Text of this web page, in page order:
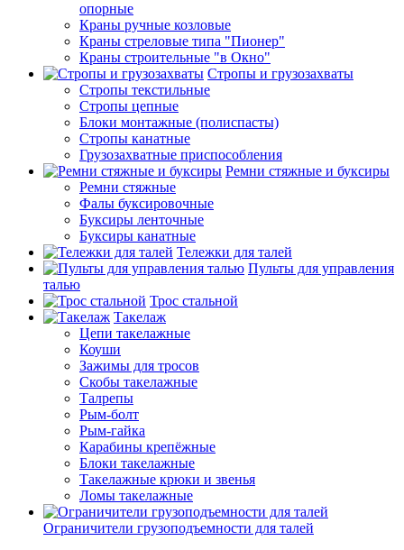
опорные
Краны ручные козловые
Краны стреловые типа "Пионер"
Краны строительные "в Окно"
Стропы и грузозахваты
Стропы текстильные
Стропы цепные
Блоки монтажные (полиспасты)
Стропы канатные
Грузозахватные приспособления
Ремни стяжные и буксиры
Ремни стяжные
Фалы буксировочные
Буксиры ленточные
Буксиры канатные
Тележки для талей
Пульты для управления
талью
Трос стальной
Такелаж
Цепи такелажные
Коуши
Зажимы для тросов
Скобы такелажные
Талрепы
Рым-болт
Рым-гайка
Карабины крепёжные
Блоки такелажные
Такелажные крюки и звенья
Ломы такелажные
Ограничители грузоподъемности для талей